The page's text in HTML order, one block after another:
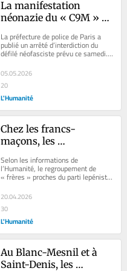
La manifestation
néonazie du « C9M » à
préfecture
La préfecture de police de Paris a
publié un arrêté d’interdiction du
défilé néofasciste prévu ce samedi.
Les années précédentes, les...
05.05.2026
20
L'Humanité
Chez les francs-
maçons, les
de « l’abbé Suger » avec
le RN font grincer des
Selon les informations de
l’Humanité, le regroupement de
« frères » proches du parti lepéniste
au sein d’une loge de la Grande
Loge...
20.04.2026
30
L'Humanité
Au Blanc-Mesnil et à
Saint-Denis, les